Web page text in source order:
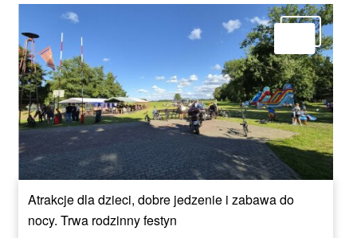
Atrakcje dla dzieci, dobre jedzenie i zabawa do
nocy. Trwa rodzinny festyn